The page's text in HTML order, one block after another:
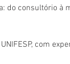
do consultório à
com